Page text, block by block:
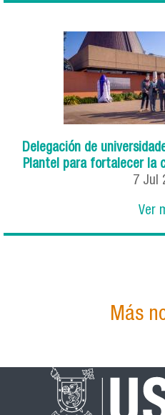
Delegación de
Plantel para fortalecer la
7 Jul
Ver
Más